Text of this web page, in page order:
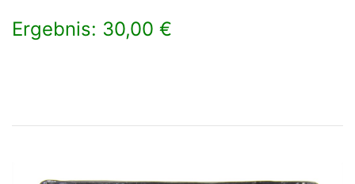
Ergebnis: 30,00 €